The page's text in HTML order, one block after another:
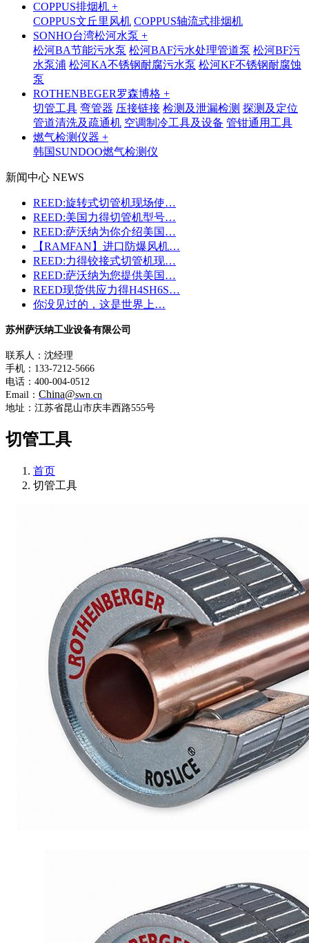
COPPUS排烟机 +
COPPUS文丘里风机 COPPUS轴流式排烟机
SONHO台湾松河水泵 +
松河BA节能污水泵 松河BAF污水处理管道泵 松河BF污
水泵浦 松河KA不锈钢耐腐污水泵 松河KF不锈钢耐腐蚀
泵
ROTHENBEGER罗森博格 +
切管工具 弯管器 压接链接 检测及泄漏检测 探测及定位
管道清洗及疏通机 空调制冷工具及设备 管钳通用工具
燃气检测仪器 +
韩国SUNDOO燃气检测仪
新闻中心 NEWS
REED:旋转式切管机现场使…
REED:美国力得切管机型号…
REED:萨沃纳为你介绍美国…
【RAMFAN】进口防爆风机…
REED:力得铰接式切管机现…
REED:萨沃纳为您提供美国…
REED现货供应力得H4SH6S…
你没见过的，这是世界上…
苏州萨沃纳工业设备有限公司
联系人：沈经理
手机：133-7212-5666
电话：400-004-0512
Email： China@swn.cn
地址：江苏省昆山市庆丰西路555号
切管工具
首页
切管工具